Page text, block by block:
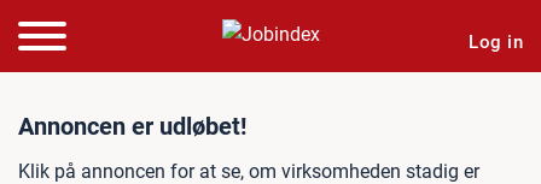
Log in
Jobannonce: Vicevært
Annoncen er udløbet!
Klik på annoncen for at se, om virksomheden stadig er